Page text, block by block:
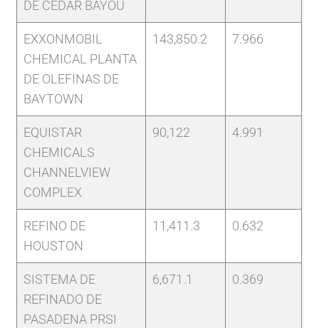
DE CEDAR BAYOU
EXXONMOBIL
CHEMICAL PLANTA
DE OLEFINAS DE
BAYTOWN
143,850.2 7.966
EQUISTAR
CHEMICALS
CHANNELVIEW
COMPLEX
90,122 4.991
REFINO DE
HOUSTON
11,411.3 0.632
SISTEMA DE
REFINADO DE
PASADENA PRSI
6,671.1 0.369